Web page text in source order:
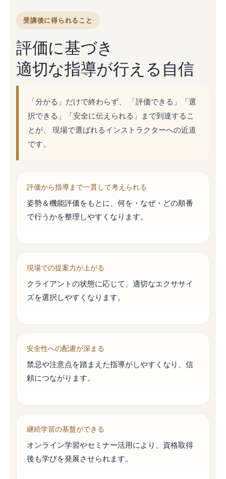
受講後に得られること
評価に基づき
適切な指導が行える自信
「分かる」だけで終わらず、 「評価できる」「選
択できる」「安全に伝えられる」まで到達するこ
とが、 現場で選ばれるインストラクターへの近道
です。
評価から指導まで一貫して考えられる
姿勢＆機能評価をもとに、何を・なぜ・どの順番
で行うかを整理しやすくなります。
現場での提案力が上がる
クライアントの状態に応じて、適切なエクササイ
ズを選択しやすくなります。
安全性への配慮が深まる
禁忌や注意点を踏まえた指導がしやすくなり、信
頼につながります。
継続学習の基盤ができる
オンライン学習やセミナー活用により、資格取得
後も学びを発展させられます。